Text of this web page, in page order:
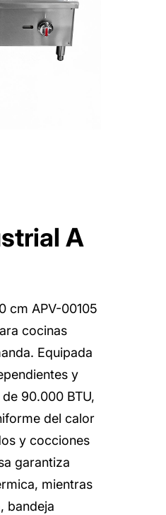
A
cm APV-00105
cocinas
Equipada
y
90.000 BTU,
del calor
y cocciones
garantiza
mientras
bandeja